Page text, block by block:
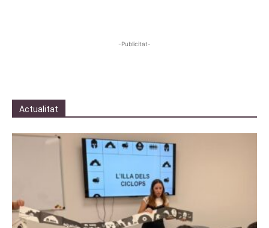
-Publicitat-
Actualitat